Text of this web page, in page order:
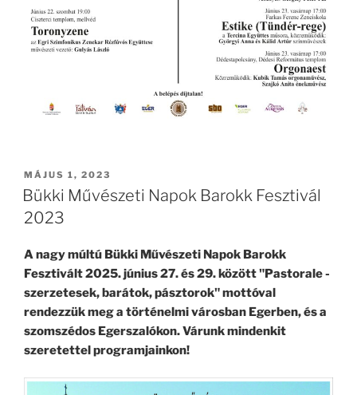
BEKÜLDVE:
MÁJUS 1, 2023
Bükki Művészeti Napok Barokk Fesztivál
2023
A nagy múltú Bükki Művészeti Napok Barokk
Fesztivált 2025. június 27. és 29. között "Pastorale -
szerzetesek, barátok, pásztorok" mottóval
rendezzük meg a történelmi városban Egerben, és a
szomszédos Egerszalókon. Várunk mindenkit
szeretettel programjainkon!